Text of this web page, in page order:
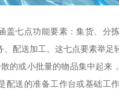
盖七点功能要素：集货、分
、配送加工。这七点要素举足
的或小批量的物品集中起来
配送的准备工作台或基础工